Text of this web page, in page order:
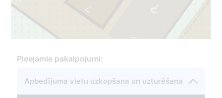
7
9
Pieejamie pakalpojumi:
Apbedījuma vietu uzkopšana un uzturēšana